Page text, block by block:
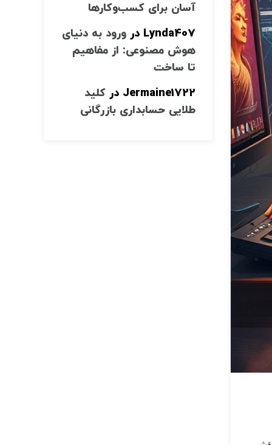
آسان برای کسب‌وکارها
Lynda407 درورود به دنیای
هوش مصنوعی: از مفاهیم
تا ساخت
Jermaine1722 درکلید
طلایی حسابداری بازرگانی